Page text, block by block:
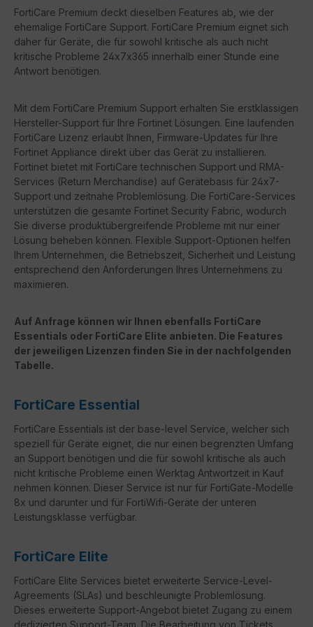
FortiCare Premium deckt dieselben Features ab, wie der
ehemalige FortiCare Support. FortiCare Premium eignet sich
daher für Geräte, die für sowohl kritische als auch nicht
kritische Probleme 24x7x365 innerhalb einer Stunde eine
Antwort benötigen.
Mit dem FortiCare Premium Support erhalten Sie erstklassigen
Hersteller-Support für Ihre Fortinet Lösungen. Eine laufenden
FortiCare Lizenz erlaubt Ihnen, Firmware-Updates für Ihre
Fortinet Appliance direkt über das Gerät zu installieren.
Fortinet bietet mit FortiCare technischen Support und RMA-
Services (Return Merchandise) auf Gerätebasis für 24x7-
Support und zeitnahe Problemlösung. Die FortiCare-Services
unterstützen die gesamte Fortinet Security Fabric, wodurch
Sie diverse produktübergreifende Probleme mit nur einer
Lösung beheben können. Flexible Support-Optionen helfen
Ihrem Unternehmen, die Betriebszeit, Sicherheit und Leistung
entsprechend den Anforderungen Ihres Unternehmens zu
maximieren.
Auf Anfrage können wir Ihnen ebenfalls FortiCare
Essentials oder FortiCare Elite anbieten. Die Features
der jeweiligen Lizenzen finden Sie in der nachfolgenden
Tabelle.
FortiCare Essential
FortiCare Essentials ist der base-level Service, welcher sich
speziell für Geräte eignet, die nur einen begrenzten Umfang
an Support benötigen und die für sowohl kritische als auch
nicht kritische Probleme einen Werktag Antwortzeit in Kauf
nehmen können. Dieser Service ist nur für FortiGate-Modelle
8x und darunter und für FortiWifi-Geräte der unteren
Leistungsklasse verfügbar.
FortiCare Elite
FortiCare Elite Services bietet erweiterte Service-Level-
Agreements (SLAs) und beschleunigte Problemlösung.
Dieses erweiterte Support-Angebot bietet Zugang zu einem
dedizierten Support-Team. Die Bearbeitung von Tickets